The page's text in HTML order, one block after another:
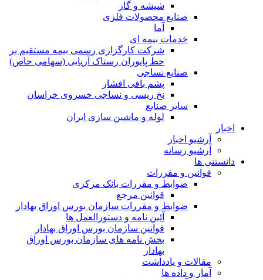
شیشه و گاز
صنایع محصولات فلزی
آما
خدمات بیمه ای
شرکت کارگزاری رسمی بیمه مستقیم بر
خط پایوران رستاک آریایی (سهامی خاص)
صنایع نساجی
پشم بافی افشار
نخ ریسی و نساجی خسروی خراسان
سایر صنایع
لوله و ماشین سازی ایران
اخبار
آرشیو اخبار
آرشیو رسانه
دانستنی ها
قوانین و مقررات
ضوابط و مقررات بانک مرکزی
قوانين مرجع
ضوابط و مقررات سازمان بورس اوراق بهادار
آئین نامه و دستورالعمل ها
قوانین سازمان بورس اوراق بهادار
بخش نامه های سازمان بورس اوراق
بهادار
مقالات و یادداشت
آمار و داده ها